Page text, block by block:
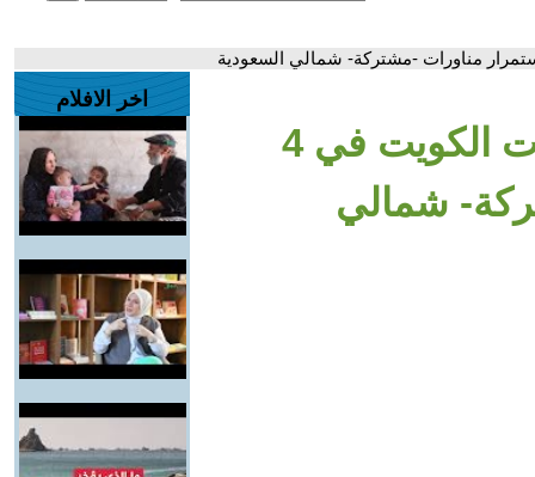
- نشرة الرابعة | انتخابات الكويت في 4
شمالي
اخر الافلام